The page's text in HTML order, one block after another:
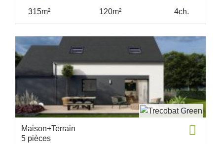
315m² 120m² 4ch.
Maison+Terrain
5 pièces